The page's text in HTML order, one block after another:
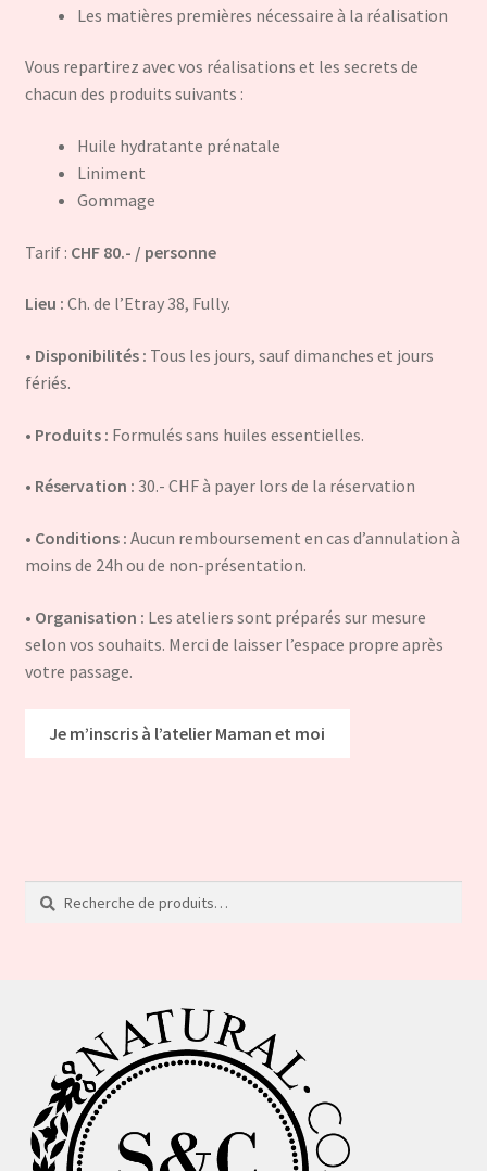
Les matières premières nécessaire à la réalisation
Vous repartirez avec vos réalisations et les secrets de
chacun des produits suivants :
Huile hydratante prénatale
Liniment
Gommage
Tarif : CHF 80.- / personne
Lieu : Ch. de l’Etray 38, Fully.
• Disponibilités : Tous les jours, sauf dimanches et jours
fériés.
• Produits : Formulés sans huiles essentielles.
• Réservation : 30.- CHF à payer lors de la réservation
• Conditions : Aucun remboursement en cas d’annulation à
moins de 24h ou de non-présentation.
• Organisation : Les ateliers sont préparés sur mesure
selon vos souhaits. Merci de laisser l’espace propre après
votre passage.
Je m’inscris à l’atelier Maman et moi
Recherche
pour :
Recherche